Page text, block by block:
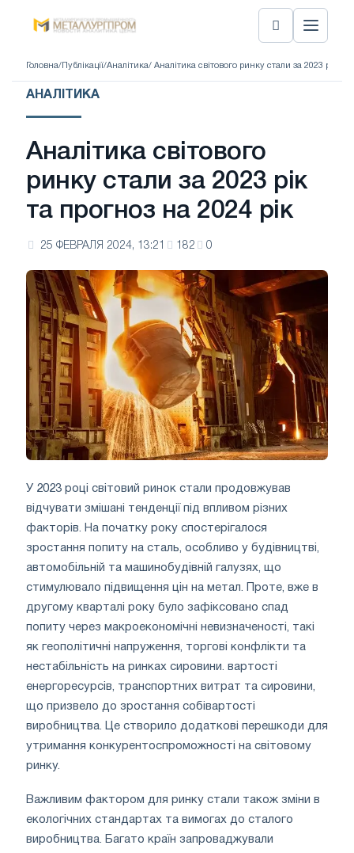
Головна/ Публікації/Аналітика/ Аналітика світового ринку стали за 2023 рік та
АНАЛІТИКА
Аналітика світового
ринку стали за 2023 рік
та прогноз на 2024 рік
25 ФЕВРАЛЯ 2024, 13:21 182 0
У 2023 році світовий ринок стали продовжував
відчувати змішані тенденції під впливом різних
факторів. На початку року спостерігалося
зростання попиту на сталь, особливо у будівництві,
автомобільній та машинобудівній галузях, що
стимулювало підвищення цін на метал. Проте, вже в
другому кварталі року було зафіксовано спад
попиту через макроекономічні невизначеності, такі
як геополітичні напруження, торгові конфлікти та
нестабільність на ринках сировини. вартості
енергоресурсів, транспортних витрат та сировини,
що призвело до зростання собівартості
виробництва. Це створило додаткові перешкоди для
утримання конкурентоспроможності на світовому
ринку.
Важливим фактором для ринку стали також зміни в
екологічних стандартах та вимогах до сталого
виробництва. Багато країн запроваджували